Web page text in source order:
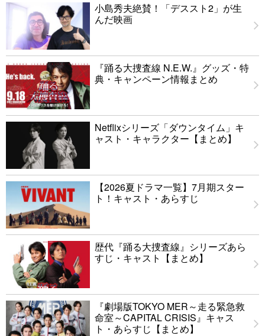
小島秀夫絶賛！「デススト2」が生
んだ映画
『踊る大捜査線 N.E.W.』グッズ・特
典・キャンペーン情報まとめ
Netflixシリーズ「ダウンタイム」キ
ャスト・キャラクター【まとめ】
【2026夏ドラマ一覧】7月期スター
ト！キャスト・あらすじ
歴代『踊る大捜査線』シリーズあら
すじ・キャスト【まとめ】
『劇場版TOKYO MER～走る緊急救
命室～CAPITAL CRISIS』キャス
ト・あらすじ【まとめ】